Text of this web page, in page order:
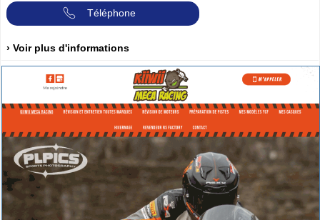
Téléphone
› Voir plus d'informations